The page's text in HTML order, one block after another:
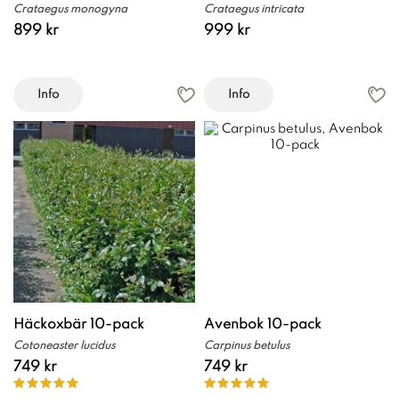
Crataegus monogyna
899 kr
Info
Crataegus intricata
999 kr
Info
Häckoxbär 10-pack
Cotoneaster lucidus
749 kr
Avenbok 10-pack
Carpinus betulus
749 kr